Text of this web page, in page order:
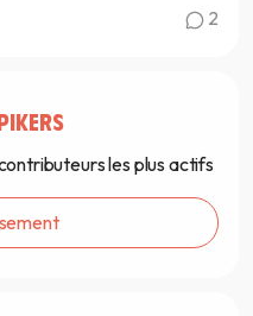
2
les plus actifs